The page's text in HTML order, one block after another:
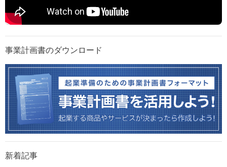
事業計画書のダウンロード
新着記事